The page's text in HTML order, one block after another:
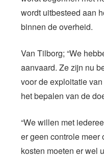
wordt uitbesteed aan
binnen de overheid.
Van Tilborg; “We
aanvaard. Ze zijn nu
voor de exploitatie
het bepalen van de
“We willen met
er geen controle meer
kosten moeten er wel